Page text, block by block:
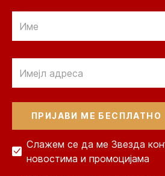
Слажем се да ме Звезда
новостима и промоцијама